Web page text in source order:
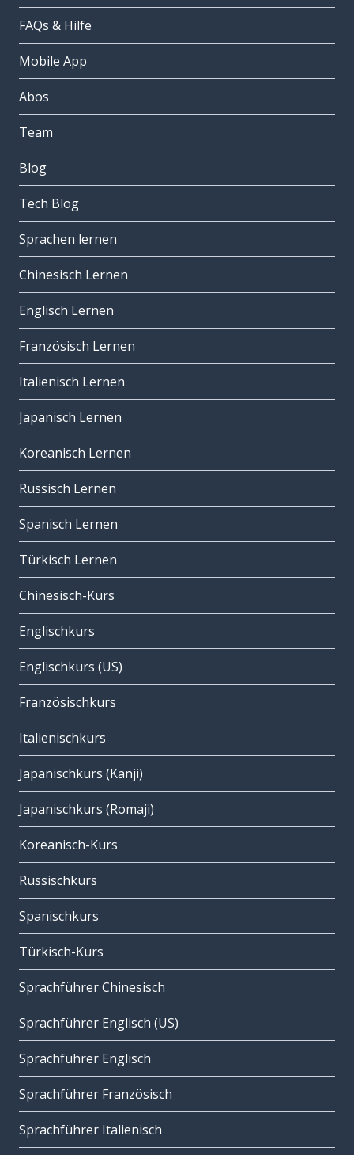
FAQs & Hilfe
Mobile App
Abos
Team
Blog
Tech Blog
Sprachen lernen
Chinesisch Lernen
Englisch Lernen
Französisch Lernen
Italienisch Lernen
Japanisch Lernen
Koreanisch Lernen
Russisch Lernen
Spanisch Lernen
Türkisch Lernen
Chinesisch-Kurs
Englischkurs
Englischkurs (US)
Französischkurs
Italienischkurs
Japanischkurs (Kanji)
Japanischkurs (Romaji)
Koreanisch-Kurs
Russischkurs
Spanischkurs
Türkisch-Kurs
Sprachführer Chinesisch
Sprachführer Englisch (US)
Sprachführer Englisch
Sprachführer Französisch
Sprachführer Italienisch